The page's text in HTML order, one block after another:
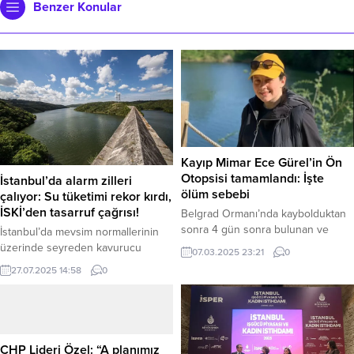
Benzer Konular
İstanbul’da alarm zilleri
çalıyor: Su tüketimi rekor kırdı,
İSKİ’den tasarruf çağrısı!
İstanbul’da mevsim normallerinin
üzerinde seyreden kavurucu
sıcaklar, su tüketimini rekor
seviyelere taşıdı. İSKİ verilerine
tüketim karşısında tüm
27.07.2025 14:58 0
Kayıp Mimar Ece Gürel’in Ön
Otopsisi tamamlandı: İşte
ölüm sebebi
Belgrad Ormanı’nda kaybolduktan
sonra 4 gün sonra bulunan ve
hastanede hayatını kaybeden
peyzaj mimarı Ece Gürel’in ön
Gürel’in ölüm nedeninin soğuğa
maruziyet (hipotermi) ve buna bağlı
gelişen komplikasyonlar olduğu
değerlendirildi. 36 yaşındaki Ece
07.03.2025 23:21 0
CHP Lideri Özel: “A planımız